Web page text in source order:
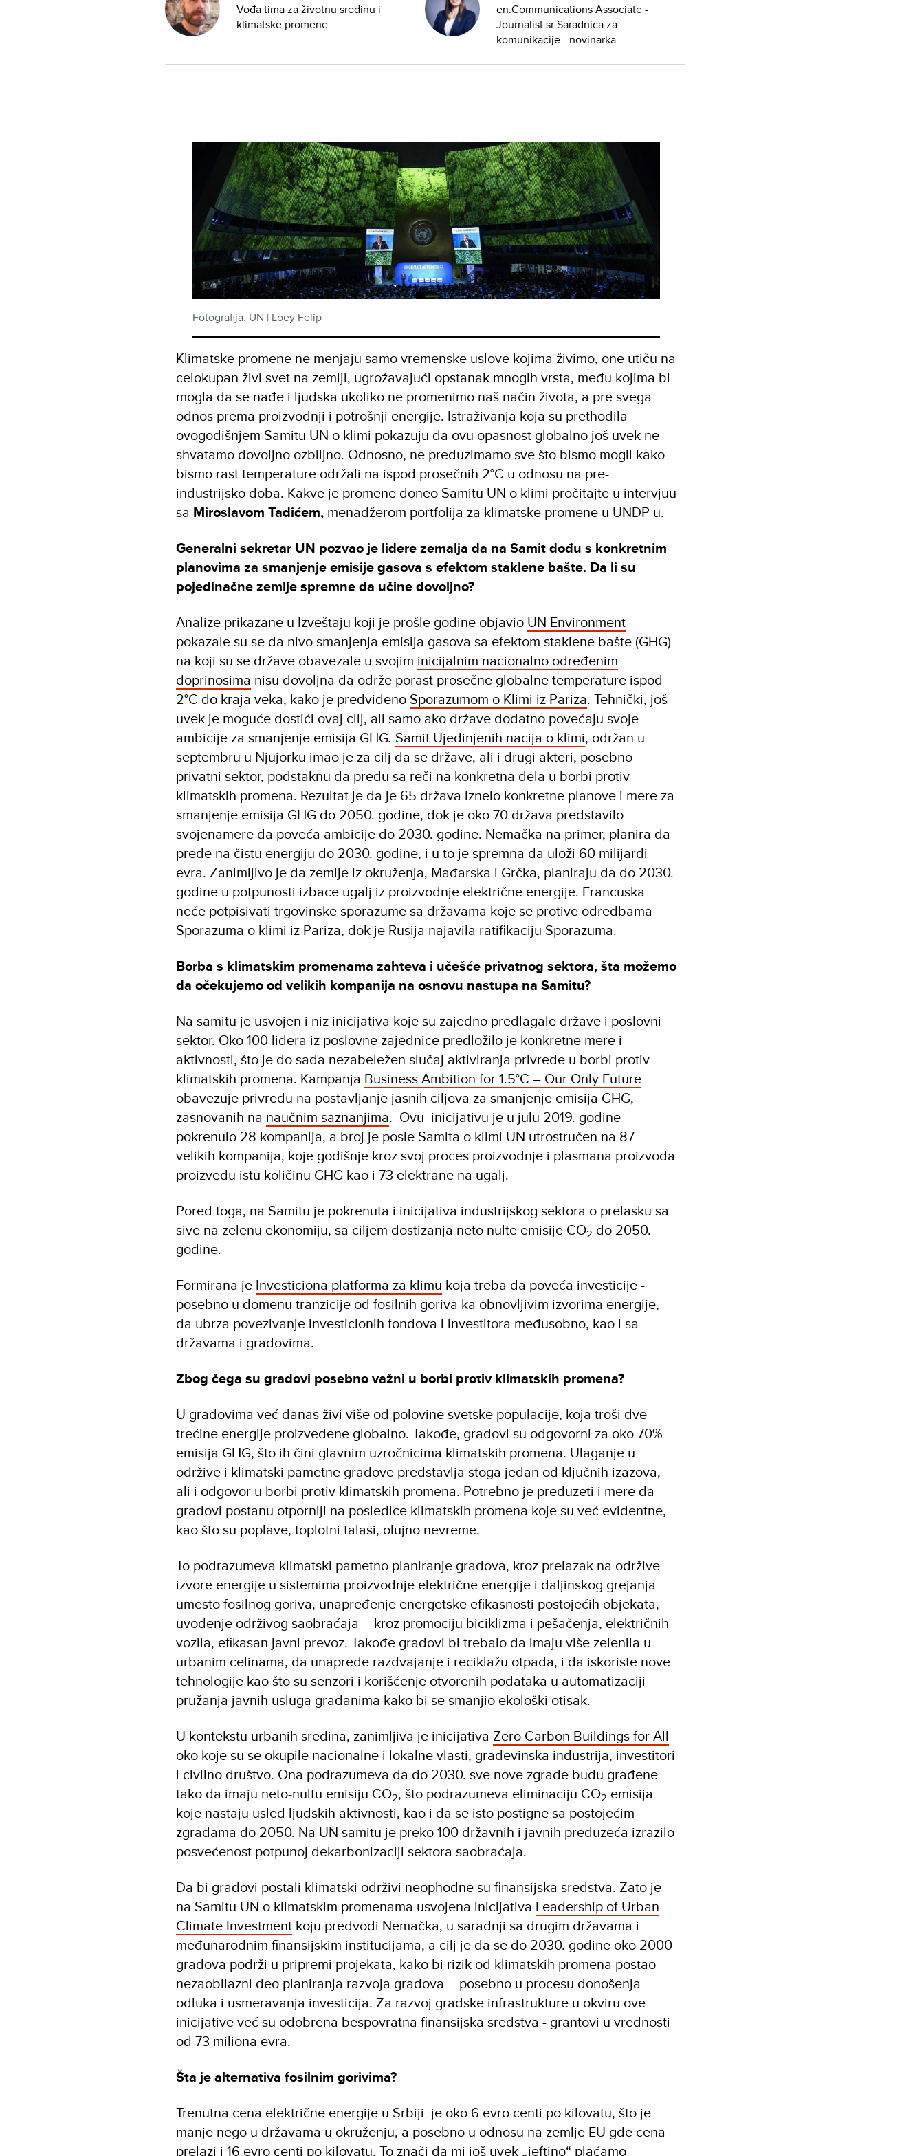
Vođa tima za životnu sredinu i
klimatske promene
en:Communications Associate -
Journalist sr:Saradnica za
komunikacije - novinarka
Fotografija: UN | Loey Felip
Klimatske promene ne menjaju samo vremenske uslove kojima živimo, one utiču na
celokupan živi svet na zemlji, ugrožavajući opstanak mnogih vrsta, među kojima bi
mogla da se nađe i ljudska ukoliko ne promenimo naš način života, a pre svega
odnos prema proizvodnji i potrošnji energije. Istraživanja koja su prethodila
ovogodišnjem Samitu UN o klimi pokazuju da ovu opasnost globalno još uvek ne
shvatamo dovoljno ozbiljno. Odnosno, ne preduzimamo sve što bismo mogli kako
bismo rast temperature održali na ispod prosečnih 2°C u odnosu na pre-
industrijsko doba. Kakve je promene doneo Samitu UN o klimi pročitajte u intervjuu
sa Miroslavom Tadićem, menadžerom portfolija za klimatske promene u UNDP-u.
Generalni sekretar UN pozvao je lidere zemalja da na Samit dođu s konkretnim
planovima za smanjenje emisije gasova s efektom staklene bašte. Da li su
pojedinačne zemlje spremne da učine dovoljno?
Analize prikazane u Izveštaju koji je prošle godine objavio UN Environment
pokazale su se da nivo smanjenja emisija gasova sa efektom staklene bašte (GHG)
na koji su se države obavezale u svojim inicijalnim nacionalno određenim
doprinosima nisu dovoljna da održe porast prosečne globalne temperature ispod
2°C do kraja veka, kako je predviđeno Sporazumom o Klimi iz Pariza. Tehnički, još
uvek je moguće dostići ovaj cilj, ali samo ako države dodatno povećaju svoje
ambicije za smanjenje emisija GHG. Samit Ujedinjenih nacija o klimi, održan u
septembru u Njujorku imao je za cilj da se države, ali i drugi akteri, posebno
privatni sektor, podstaknu da pređu sa reči na konkretna dela u borbi protiv
klimatskih promena. Rezultat je da je 65 država iznelo konkretne planove i mere za
smanjenje emisija GHG do 2050. godine, dok je oko 70 država predstavilo
svojenamere da poveća ambicije do 2030. godine. Nemačka na primer, planira da
pređe na čistu energiju do 2030. godine, i u to je spremna da uloži 60 milijardi
evra. Zanimljivo je da zemlje iz okruženja, Mađarska i Grčka, planiraju da do 2030.
godine u potpunosti izbace ugalj iz proizvodnje električne energije. Francuska
neće potpisivati trgovinske sporazume sa državama koje se protive odredbama
Sporazuma o klimi iz Pariza, dok je Rusija najavila ratifikaciju Sporazuma.
Borba s klimatskim promenama zahteva i učešće privatnog sektora, šta možemo
da očekujemo od velikih kompanija na osnovu nastupa na Samitu?
Na samitu je usvojen i niz inicijativa koje su zajedno predlagale države i poslovni
sektor. Oko 100 lidera iz poslovne zajednice predložilo je konkretne mere i
aktivnosti, što je do sada nezabeležen slučaj aktiviranja privrede u borbi protiv
klimatskih promena. Kampanja Business Ambition for 1.5°C – Our Only Future
obavezuje privredu na postavljanje jasnih ciljeva za smanjenje emisija GHG,
zasnovanih na naučnim saznanjima. Ovu inicijativu je u julu 2019. godine
pokrenulo 28 kompanija, a broj je posle Samita o klimi UN utrostručen na 87
velikih kompanija, koje godišnje kroz svoj proces proizvodnje i plasmana proizvoda
proizvedu istu količinu GHG kao i 73 elektrane na ugalj.
Pored toga, na Samitu je pokrenuta i inicijativa industrijskog sektora o prelasku sa
sive na zelenu ekonomiju, sa ciljem dostizanja neto nulte emisije CO2 do 2050.
godine.
Formirana je Investiciona platforma za klimu koja treba da poveća investicije -
posebno u domenu tranzicije od fosilnih goriva ka obnovljivim izvorima energije,
da ubrza povezivanje investicionih fondova i investitora međusobno, kao i sa
državama i gradovima.
Zbog čega su gradovi posebno važni u borbi protiv klimatskih promena?
U gradovima već danas živi više od polovine svetske populacije, koja troši dve
trećine energije proizvedene globalno. Takođe, gradovi su odgovorni za oko 70%
emisija GHG, što ih čini glavnim uzročnicima klimatskih promena. Ulaganje u
održive i klimatski pametne gradove predstavlja stoga jedan od ključnih izazova,
ali i odgovor u borbi protiv klimatskih promena. Potrebno je preduzeti i mere da
gradovi postanu otporniji na posledice klimatskih promena koje su već evidentne,
kao što su poplave, toplotni talasi, olujno nevreme.
To podrazumeva klimatski pametno planiranje gradova, kroz prelazak na održive
izvore energije u sistemima proizvodnje električne energije i daljinskog grejanja
umesto fosilnog goriva, unapređenje energetske efikasnosti postojećih objekata,
uvođenje održivog saobraćaja – kroz promociju biciklizma i pešačenja, električnih
vozila, efikasan javni prevoz. Takođe gradovi bi trebalo da imaju više zelenila u
urbanim celinama, da unaprede razdvajanje i reciklažu otpada, i da iskoriste nove
tehnologije kao što su senzori i korišćenje otvorenih podataka u automatizaciji
pružanja javnih usluga građanima kako bi se smanjio ekološki otisak.
U kontekstu urbanih sredina, zanimljiva je inicijativa Zero Carbon Buildings for All
oko koje su se okupile nacionalne i lokalne vlasti, građevinska industrija, investitori
i civilno društvo. Ona podrazumeva da do 2030. sve nove zgrade budu građene
tako da imaju neto-nultu emisiju CO2, što podrazumeva eliminaciju CO2 emisija
koje nastaju usled ljudskih aktivnosti, kao i da se isto postigne sa postojećim
zgradama do 2050. Na UN samitu je preko 100 državnih i javnih preduzeća izrazilo
posvećenost potpunoj dekarbonizaciji sektora saobraćaja.
Da bi gradovi postali klimatski održivi neophodne su finansijska sredstva. Zato je
na Samitu UN o klimatskim promenama usvojena inicijativa Leadership of Urban
Climate Investment koju predvodi Nemačka, u saradnji sa drugim državama i
međunarodnim finansijskim institucijama, a cilj je da se do 2030. godine oko 2000
gradova podrži u pripremi projekata, kako bi rizik od klimatskih promena postao
nezaobilazni deo planiranja razvoja gradova – posebno u procesu donošenja
odluka i usmeravanja investicija. Za razvoj gradske infrastrukture u okviru ove
inicijative već su odobrena bespovratna finansijska sredstva - grantovi u vrednosti
od 73 miliona evra.
Šta je alternativa fosilnim gorivima?
Trenutna cena električne energije u Srbiji je oko 6 evro centi po kilovatu, što je
manje nego u državama u okruženju, a posebno u odnosu na zemlje EU gde cena
prelazi i 16 evro centi po kilovatu. To znači da mi još uvek „jeftino“ plaćamo